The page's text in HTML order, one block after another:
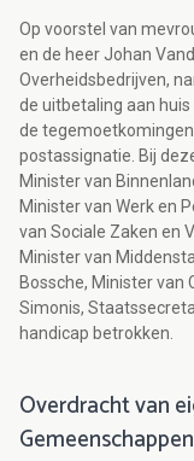
Op voorstel van
en de heer Johan
Overheidsbedrijven,
de uitbetaling aan
de
postassignatie. Bij
Minister van
Minister van Werk en
van Sociale Zaken en
Minister van
Bossche, Minister van
Simonis,
handicap betrokken.
Overdracht van
Gemeenschappen